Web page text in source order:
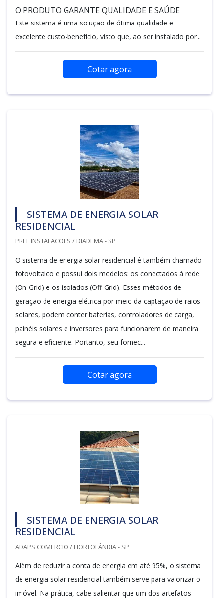
O PRODUTO GARANTE QUALIDADE E SAÚDE
Este sistema é uma solução de ótima qualidade e
excelente custo-benefício, visto que, ao ser instalado por...
Cotar agora
SISTEMA DE ENERGIA SOLAR
RESIDENCIAL
PREL INSTALACOES / DIADEMA - SP
O sistema de energia solar residencial é também chamado
fotovoltaico e possui dois modelos: os conectados à rede
(On-Grid) e os isolados (Off-Grid). Esses métodos de
geração de energia elétrica por meio da captação de raios
solares, podem conter baterias, controladores de carga,
painéis solares e inversores para funcionarem de maneira
segura e eficiente. Portanto, seu fornec...
Cotar agora
SISTEMA DE ENERGIA SOLAR
RESIDENCIAL
ADAPS COMERCIO / HORTOLÂNDIA - SP
Além de reduzir a conta de energia em até 95%, o sistema
de energia solar residencial também serve para valorizar o
imóvel. Na prática, cabe salientar que um dos artefatos